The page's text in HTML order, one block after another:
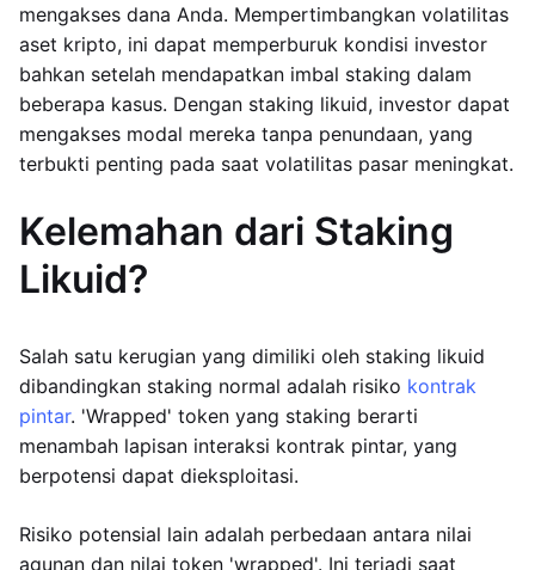
mengakses dana Anda. Mempertimbangkan volatilitas
aset kripto, ini dapat memperburuk kondisi investor
bahkan setelah mendapatkan imbal staking dalam
beberapa kasus. Dengan staking likuid, investor dapat
mengakses modal mereka tanpa penundaan, yang
terbukti penting pada saat volatilitas pasar meningkat.
Kelemahan dari Staking
Likuid?
Salah satu kerugian yang dimiliki oleh staking likuid
dibandingkan staking normal adalah risiko kontrak
pintar. 'Wrapped' token yang staking berarti
menambah lapisan interaksi kontrak pintar, yang
berpotensi dapat dieksploitasi.
Risiko potensial lain adalah perbedaan antara nilai
agunan dan nilai token 'wrapped'. Ini terjadi saat